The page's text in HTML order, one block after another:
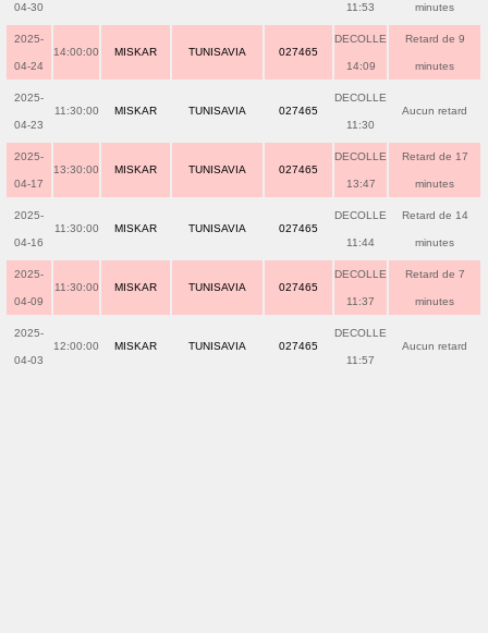
04-30 11:53 minutes
2025-
04-24
14:00:00 MISKAR TUNISAVIA 027465
DECOLLE
14:09
Retard de 9
minutes
2025-
04-23
11:30:00 MISKAR TUNISAVIA 027465
DECOLLE
11:30
Aucun retard
2025-
04-17
13:30:00 MISKAR TUNISAVIA 027465
DECOLLE
13:47
Retard de 17
minutes
2025-
04-16
11:30:00 MISKAR TUNISAVIA 027465
DECOLLE
11:44
Retard de 14
minutes
2025-
04-09
11:30:00 MISKAR TUNISAVIA 027465
DECOLLE
11:37
Retard de 7
minutes
2025-
04-03
12:00:00 MISKAR TUNISAVIA 027465
DECOLLE
11:57
Aucun retard